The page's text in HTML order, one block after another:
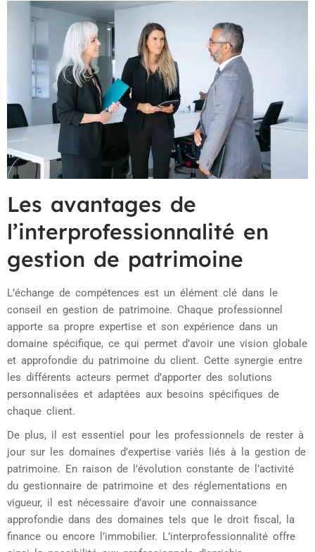
Les avantages de
l’interprofessionnalité en
gestion de patrimoine
L’échange de compétences est un élément clé dans le
conseil en gestion de patrimoine. Chaque professionnel
apporte sa propre expertise et son expérience dans un
domaine spécifique, ce qui permet d’avoir une vision globale
et approfondie du patrimoine du client. Cette synergie entre
les différents acteurs permet d’apporter des solutions
personnalisées et adaptées aux besoins spécifiques de
chaque client.
De plus, il est essentiel pour les professionnels de rester à
jour sur les domaines d’expertise variés liés à la gestion de
patrimoine. En raison de l’évolution constante de l’activité
du gestionnaire de patrimoine et des réglementations en
vigueur, il est nécessaire d’avoir une connaissance
approfondie dans des domaines tels que le droit fiscal, la
finance ou encore l’immobilier. L’interprofessionnalité offre